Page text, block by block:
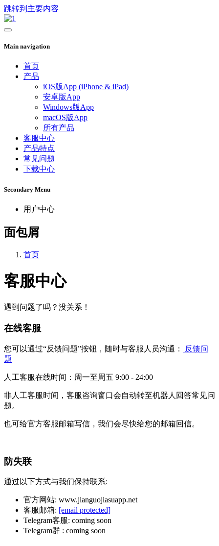
跳转到主要内容
Main navigation
首页
产品
iOS版App (iPhone & iPad)
安卓版App
Windows版App
macOS版App
所有产品
客服中心
产品特点
常见问题
下载中心
Secondary Menu
用户中心
面包屑
首页
客服中心
遇到问题了吗？没关系！
在线客服
您可以通过“反馈问题”按钮，随时与客服人员沟通：
反馈问
题
人工客服在线时间：周一至周五 9:00 - 24:00
非人工客服时间，客服咨询窗口会自动转至机器人回答常见问
题。
也可给官方客服邮箱写信，我们会尽快给您的邮箱回信。
防失联
通过以下方式与我们保持联系:
官方网站: www.jianguojiasuapp.net
客服邮箱: [email protected]
Telegram客服: coming soon
Telegram群 : coming soon